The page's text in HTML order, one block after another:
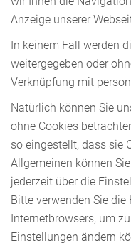
Anzeige unserer
In keinem Fall werden
weitergegeben oder
Verknüpfung mit
Natürlich können Sie
ohne Cookies
so eingestellt, dass sie
Allgemeinen können
jederzeit über die
Bitte verwenden Sie
Internetbrowsers, um
Einstellungen ändern